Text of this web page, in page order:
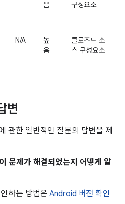
음
구성요소
N/A
높
음
클로즈드 소
스 구성요소
변
관한 일반적인 질문의 답변을 제
문제가 해결되었는지 어떻게 알
하는 방법은 Android 버전 확인